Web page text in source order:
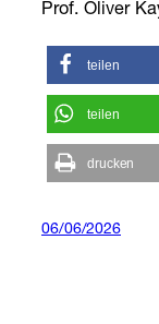
Prof. Oliver
teilen
teilen
drucken
06/06/2026